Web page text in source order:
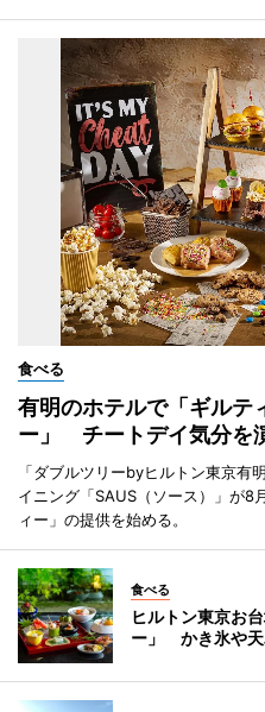
食べる
有明のホテルで「ギルテ
ー」 チートデイ気分を
「ダブルツリーbyヒルトン東京有
イニング「SAUS（ソース）」が8
ィー」の提供を始める。
食べる
ヒルトン東京お
ー」 かき氷や天